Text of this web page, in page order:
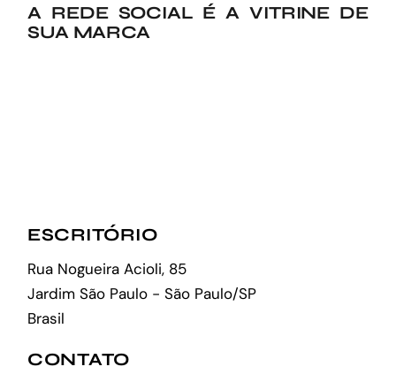
A REDE SOCIAL É A VITRINE DE
SUA MARCA
ESCRITÓRIO
Rua Nogueira Acioli, 85
Jardim São Paulo - São Paulo/SP
Brasil
CONTATO